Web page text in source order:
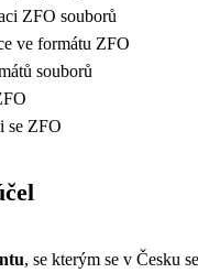
ZFO souborů
ve formátu ZFO
souborů
se ZFO
, se kterým se v Česku